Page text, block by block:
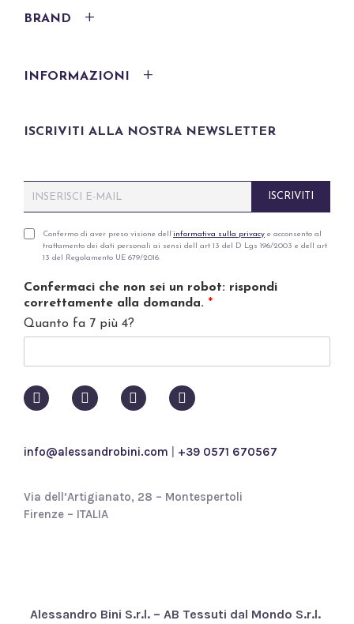
BRAND
INFORMAZIONI
ISCRIVITI ALLA NOSTRA NEWSLETTER
m
iP
v
a
y
i
c
Confermo di aver preso visione dell’informativa sulla privacy e acconsento al
trattamento dei dati personali ai sensi dell art 13 del D Lgs 196/2003 e dell art
13 del Regolamento UE 679/2016.
Confermaci che non sei un robot: rispondi
correttamente alla domanda. *
Quanto fa 7 più 4?
ISCRIVITI
info@alessandrobini.com +39 0571 670567
Via dell’Artigianato, 28 – Montespertoli
Firenze – ITALIA
Alessandro Bini S.r.l. – AB Tessuti dal Mondo S.r.l.